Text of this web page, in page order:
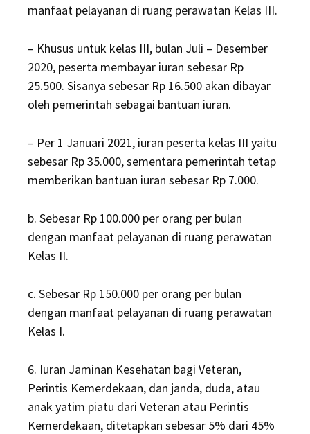
manfaat pelayanan di ruang perawatan Kelas III.
– Khusus untuk kelas III, bulan Juli – Desember
2020, peserta membayar iuran sebesar Rp
25.500. Sisanya sebesar Rp 16.500 akan dibayar
oleh pemerintah sebagai bantuan iuran.
– Per 1 Januari 2021, iuran peserta kelas III yaitu
sebesar Rp 35.000, sementara pemerintah tetap
memberikan bantuan iuran sebesar Rp 7.000.
b. Sebesar Rp 100.000 per orang per bulan
dengan manfaat pelayanan di ruang perawatan
Kelas II.
c. Sebesar Rp 150.000 per orang per bulan
dengan manfaat pelayanan di ruang perawatan
Kelas I.
6. Iuran Jaminan Kesehatan bagi Veteran,
Perintis Kemerdekaan, dan janda, duda, atau
anak yatim piatu dari Veteran atau Perintis
Kemerdekaan, ditetapkan sebesar 5% dari 45%